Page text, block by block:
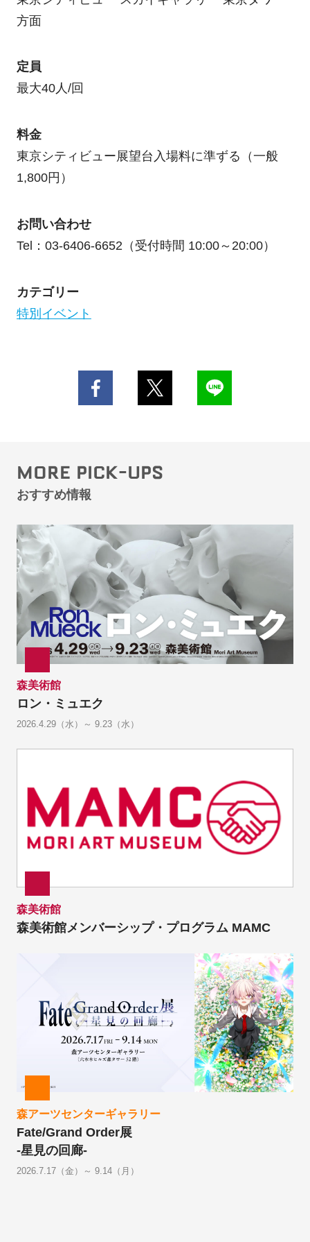
方面
定員
最大40人/回
料金
東京シティビュー展望台入場料に準ずる（一般
1,800円）
お問い合わせ
Tel：03-6406-6652（受付時間 10:00～20:00）
カテゴリー
特別イベント
MORE PICK-UPS
おすすめ情報
森美術館
ロン・ミュエク
2026.4.29（水）～ 9.23（水）
森美術館
森美術館メンバーシップ・プログラム MAMC
森アーツセンターギャラリー
Fate/Grand Order展
-星見の回廊-
2026.7.17（金）～ 9.14（月）